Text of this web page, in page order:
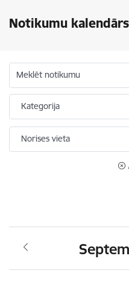
Notikumu kalendārs
Meklēt notikumu
Kategorija
Norises vieta